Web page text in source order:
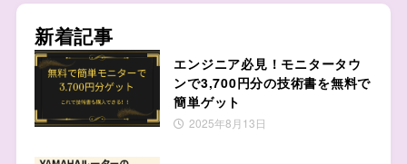
新着記事
エンジニア必見！モニタータウ
ンで3,700円分の技術書を無料で
簡単ゲット
2025年8月13日